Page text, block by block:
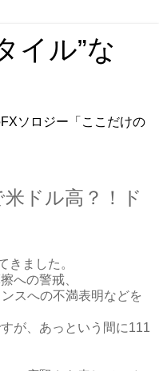
イル”な
ソロジー「ここだけの
ドル高？！ド
きました。
への警戒、
スへの不満表明などを
が、あっという間に111